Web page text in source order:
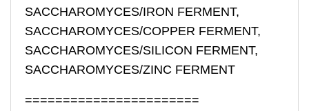
SACCHAROMYCES/IRON FERMENT,
SACCHAROMYCES/COPPER FERMENT,
SACCHAROMYCES/SILICON FERMENT,
SACCHAROMYCES/ZINC FERMENT
=======================